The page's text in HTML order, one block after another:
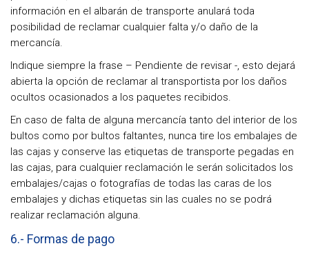
información en el albarán de transporte anulará toda
posibilidad de reclamar cualquier falta y/o daño de la
mercancía.
Indique siempre la frase – Pendiente de revisar -, esto dejará
abierta la opción de reclamar al transportista por los daños
ocultos ocasionados a los paquetes recibidos.
En caso de falta de alguna mercancía tanto del interior de los
bultos como por bultos faltantes, nunca tire los embalajes de
las cajas y conserve las etiquetas de transporte pegadas en
las cajas, para cualquier reclamación le serán solicitados los
embalajes/cajas o fotografías de todas las caras de los
embalajes y dichas etiquetas sin las cuales no se podrá
realizar reclamación alguna.
6.- Formas de pago